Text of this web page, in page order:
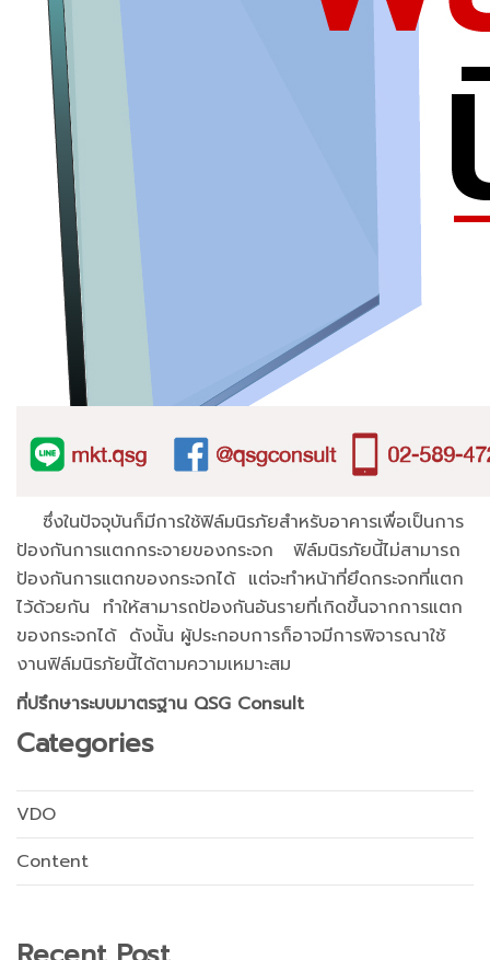
ซึ่งในปัจจุบันก็มีการใช้ฟิล์มนิรภัยสำหรับอาคารเพื่อเป็นการ
ป้องกันการแตกกระจายของกระจก ฟิล์มนิรภัยนี้ไม่สามารถ
ป้องกันการแตกของกระจกได้ แต่จะทำหน้าที่ยึดกระจกที่แตก
ไว้ด้วยกัน ทำให้สามารถป้องกันอันรายที่เกิดขึ้นจากการแตก
ของกระจกได้ ดังนั้น ผู้ประกอบการก็อาจมีการพิจารณาใช้
งานฟิล์มนิรภัยนี้ได้ตามความเหมาะสม
ที่ปรึกษาระบบมาตรฐาน QSG Consult
Categories
VDO
Content